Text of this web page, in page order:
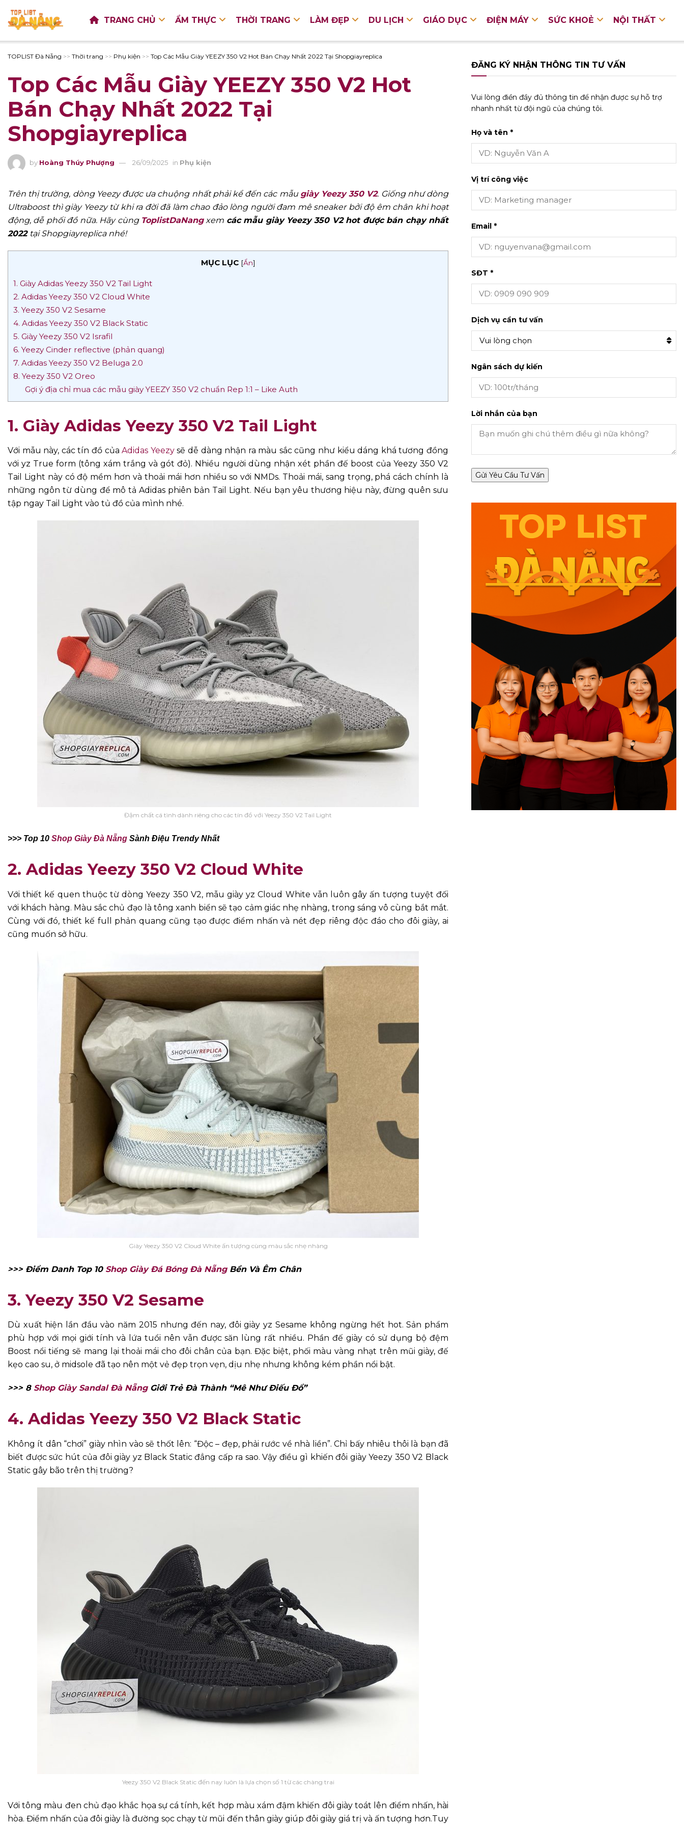
TRANG CHỦ ẨM THỰC THỜI TRANG LÀM ĐẸP DU LỊCH GIÁO DỤC ĐIỆN MÁY SỨC KHOẺ NỘI THẤT
TOPLIST Đà Nẵng >> Thời trang >> Phụ kiện >> Top Các Mẫu Giày YEEZY 350 V2 Hot Bán Chạy Nhất 2022 Tại Shopgiayreplica
Top Các Mẫu Giày YEEZY 350 V2 Hot
Bán Chạy Nhất 2022 Tại
Shopgiayreplica
by Hoàng Thúy Phượng 26/09/2025 in Phụ kiện
Trên thị trường, dòng Yeezy được ưa chuộng nhất phải kể đến các mẫu giày Yeezy 350 V2. Giống như dòng
Ultraboost thì giày Yeezy từ khi ra đời đã làm chao đảo lòng người đam mê sneaker bởi độ êm chân khi hoạt
động, dễ phối đồ nữa. Hãy cùng ToplistDaNangxem các mẫu giày Yeezy 350 V2 hot được bán chạy nhất
2022 tại Shopgiayreplica nhé!
MỤC LỤC [Ẩn]
1. Giày Adidas Yeezy 350 V2 Tail Light
2. Adidas Yeezy 350 V2 Cloud White
3. Yeezy 350 V2 Sesame
4. Adidas Yeezy 350 V2 Black Static
5. Giày Yeezy 350 V2 Israfil
6. Yeezy Cinder reflective (phản quang)
7. Adidas Yeezy 350 V2 Beluga 2.0
8. Yeezy 350 V2 Oreo
Gợi ý địa chỉ mua các mẫu giày YEEZY 350 V2 chuẩn Rep 1:1 – Like Auth
1. Giày Adidas Yeezy 350 V2 Tail Light
Với mẫu này, các tín đồ củaAdidas Yeezysẽ dễ dàng nhận ra màu sắc cũng như kiểu dáng khá tương đồng
với yz True form (tông xám trắng và gót đỏ). Nhiều người dùng nhận xét phần đế boost của Yeezy 350 V2
Tail Light này có độ mềm hơn và thoải mái hơn nhiều so với NMDs. Thoải mái, sang trọng, phá cách chính là
những ngôn từ dùng để mô tả Adidas phiên bản Tail Light. Nếu bạn yêu thương hiệu này, đừng quên sưu
tập ngay Tail Light vào tủ đồ của mình nhé.
Đậm chất cá tình dành riêng cho các tín đồ với Yeezy 350 V2 Tail Light
>>> Top 10 Shop Giày Đà Nẵng Sành Điệu Trendy Nhất
2. Adidas Yeezy 350 V2 Cloud White
Với thiết kế quen thuộc từ dòng Yeezy 350 V2, mẫu giày yz Cloud White vẫn luôn gây ấn tượng tuyệt đối
với khách hàng. Màu sắc chủ đạo là tông xanh biển sẽ tạo cảm giác nhẹ nhàng, trong sáng vô cùng bắt mắt.
Cùng với đó, thiết kế full phản quang cũng tạo được điểm nhấn và nét đẹp riêng độc đáo cho đôi giày, ai
cũng muốn sở hữu.
Giày Yeezy 350 V2 Cloud White ấn tượng cùng màu sắc nhẹ nhàng
>>> Điểm Danh Top 10 Shop Giày Đá Bóng Đà NẵngBền Và Êm Chân
3. Yeezy 350 V2 Sesame
Dù xuất hiện lần đầu vào năm 2015 nhưng đến nay, đôi giày yz Sesame không ngừng hết hot. Sản phẩm
phù hợp với mọi giới tính và lứa tuổi nên vẫn được săn lùng rất nhiều. Phần đế giày có sử dụng bộ đệm
Boost nổi tiếng sẽ mang lại thoải mái cho đôi chân của bạn. Đặc biệt, phối màu vàng nhạt trên mũi giày, đế
kẹo cao su, ở midsole đã tạo nên một vẻ đẹp trọn vẹn, dịu nhẹ nhưng không kém phần nổi bật.
>>> 8 Shop Giày Sandal Đà NẵngGiới Trẻ Đà Thành “Mê Như Điếu Đổ”
4. Adidas Yeezy 350 V2 Black Static
Không ít dân “chơi” giày nhìn vào sẽ thốt lên: “Độc – đẹp, phải rước về nhà liền”. Chỉ bấy nhiêu thôi là bạn đã
biết được sức hút của đôi giày yz Black Static đẳng cấp ra sao. Vậy điều gì khiến đôi giày Yeezy 350 V2 Black
Static gây bão trên thị trường?
Yeezy 350 V2 Black Static đến nay luôn là lựa chọn số 1 từ các chàng trai
Với tông màu đen chủ đạo khắc họa sự cá tính, kết hợp màu xám đậm khiến đôi giày toát lên điểm nhấn, hài
hòa. Điểm nhấn của đôi giày là đường sọc chạy từ mũi đến thân giày giúp đôi giày giá trị và ấn tượng hơn.Tuy
ĐĂNG KÝ NHẬN THÔNG TIN TƯ VẤN
Vui lòng điền đầy đủ thông tin để nhận được sự hỗ trợ
nhanh nhất từ đội ngũ của chúng tôi.
Họ và tên *
Vị trí công việc
Email *
SĐT *
Dịch vụ cần tư vấn
Vui lòng chọn
Ngân sách dự kiến
Lời nhắn của bạn
Gửi Yêu Cầu Tư Vấn